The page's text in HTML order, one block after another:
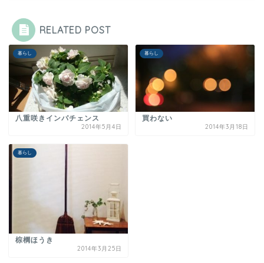
RELATED POST
暮らし
八重咲きインパチェンス
2014年5月4日
暮らし
買わない
2014年3月18日
暮らし
棕櫚ほうき
2014年3月25日